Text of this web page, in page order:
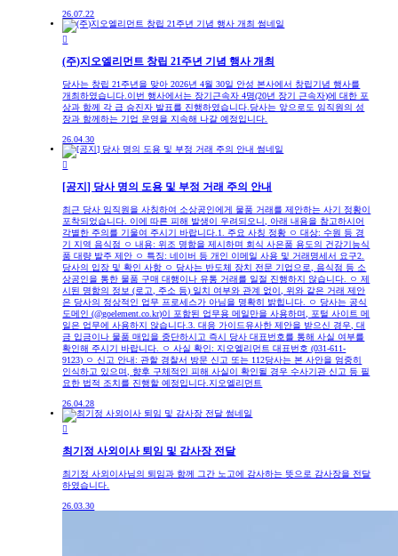
26.07.22

(주)지오엘리먼트 창립 21주년 기념 행사 개최
당사는 창립 21주년을 맞아 2026년 4월 30일 안성 본사에서 창립기념 행사를
개최하였습니다.이번 행사에서는 장기근속자 4명(20년 장기 근속자)에 대한 포
상과 함께 각 급 승진자 발표를 진행하였습니다.당사는 앞으로도 임직원의 성
장과 함께하는 기업 운영을 지속해 나갈 예정입니다.
26.04.30

[공지] 당사 명의 도용 및 부정 거래 주의 안내
최근 당사 임직원을 사칭하여 소상공인에게 물품 거래를 제안하는 사기 정황이
포착되었습니다. 이에 따른 피해 발생이 우려되오니, 아래 내용을 참고하시어
각별한 주의를 기울여 주시기 바랍니다.1. 주요 사칭 정황 ㅇ 대상: 수원 등 경
기 지역 음식점 ㅇ 내용: 위조 명함을 제시하며 회식 사은품 용도의 건강기능식
품 대량 발주 제안 ㅇ 특징: 네이버 등 개인 이메일 사용 및 거래명세서 요구2.
당사의 입장 및 확인 사항 ㅇ 당사는 반도체 장치 전문 기업으로, 음식점 등 소
상공인을 통한 물품 구매 대행이나 유통 거래를 일절 진행하지 않습니다. ㅇ 제
시된 명함의 정보 (로고, 주소 등) 일치 여부와 관계 없이, 위와 같은 거래 제안
은 당사의 정상적인 업무 프로세스가 아님을 명확히 밝힙니다. ㅇ 당사는 공식
도메인 (@goelement.co.kr)이 포함된 업무용 메일만을 사용하며, 포털 사이트 메
일은 업무에 사용하지 않습니다.3. 대응 가이드유사한 제안을 받으신 경우, 대
금 입금이나 물품 매입을 중단하시고 즉시 당사 대표번호를 통해 사실 여부를
확인해 주시기 바랍니다. ㅇ 사실 확인: 지오엘리먼트 대표번호 (031-611-
9123) ㅇ 신고 안내: 관할 경찰서 방문 신고 또는 112당사는 본 사안을 엄중히
인식하고 있으며, 향후 구체적인 피해 사실이 확인될 경우 수사기관 신고 등 필
요한 법적 조치를 진행할 예정입니다.지오엘리먼트
26.04.28

최기정 사외이사 퇴임 및 감사장 전달
최기정 사외이사님의 퇴임과 함께 그간 노고에 감사하는 뜻으로 감사장을 전달
하였습니다.
26.03.30